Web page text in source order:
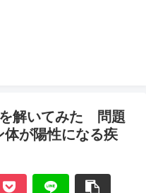
解いてみた 問題
が陽性になる疾